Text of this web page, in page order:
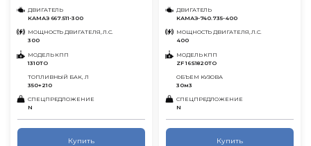
ДВИГАТЕЛЬ
КАМАЗ 667.511-300
МОЩНОСТЬ ДВИГАТЕЛЯ, Л.С.
300
МОДЕЛЬ КПП
1310ТО
ТОПЛИВНЫЙ БАК, Л
350+210
СПЕЦПРЕДЛОЖЕНИЕ
N
Купить
ДВИГАТЕЛЬ
КАМАЗ-740.735-400
МОЩНОСТЬ ДВИГАТЕЛЯ, Л.С.
400
МОДЕЛЬ КПП
ZF 16S1820TO
ОБЪЕМ КУЗОВА
30м3
СПЕЦПРЕДЛОЖЕНИЕ
N
Купить